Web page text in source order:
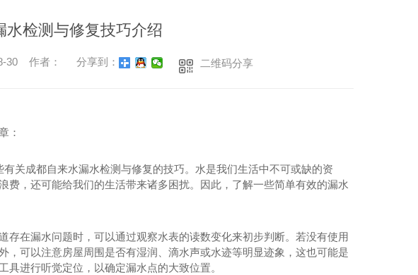
水检测与修复技巧介绍
30 作者： 分享到： 二维码分享
：
关成都自来水漏水检测与修复的技巧。水是我们生活中不可或缺的资
，还可能给我们的生活带来诸多困扰。因此，了解一些简单有效的漏水
存在漏水问题时，可以通过观察水表的读数变化来初步判断。若没有使用
，可以注意房屋周围是否有湿润、滴水声或水迹等明显迹象，这也可能是
进行听觉定位，以确定漏水点的大致位置。